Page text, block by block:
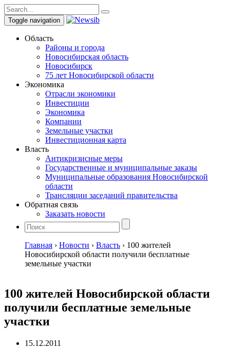
Toggle navigation
Область
Районы и города
Новосибирская область
Новосибирск
75 лет Новосибирской области
Экономика
Отрасли экономики
Инвестиции
Экономика
Компании
Земельные участки
Инвестиционная карта
Власть
Антикризисные меры
Государственные и муниципальные заказы
Муниципальные образования Новосибирской
области
Трансляции заседаний правительства
Обратная связь
Заказать новости
Главная › Новости › Власть › 100 жителей
Новосибирской области получили бесплатные
земельные участки
100 жителей Новосибирской области
получили бесплатные земельные
участки
15.12.2011